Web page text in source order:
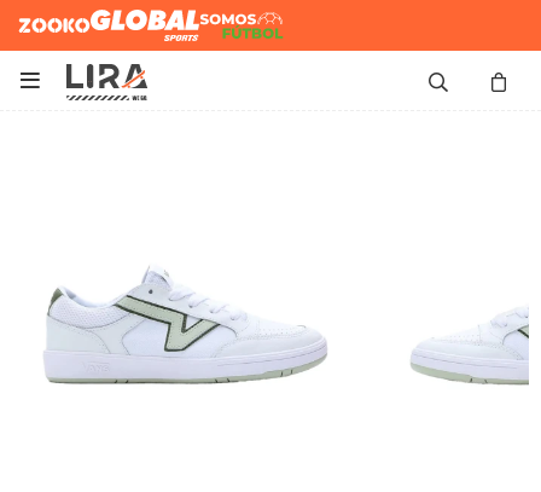
Zooko Global Sports
Somos
Futbol
